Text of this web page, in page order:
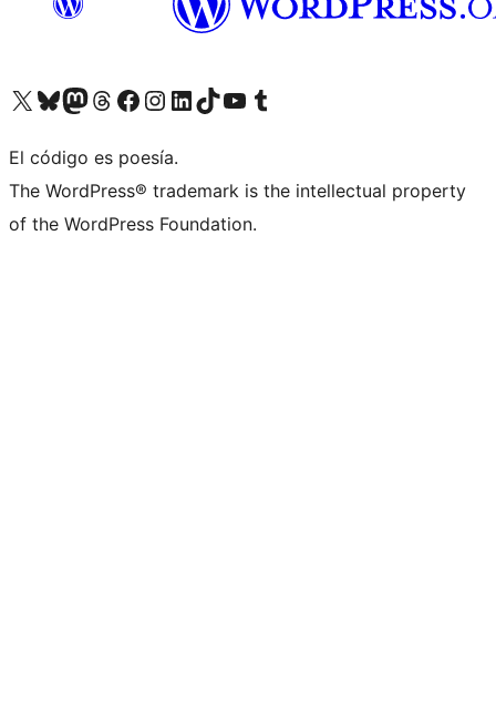
Visita nuestra cuenta de X (anteriormente Twitter)
Visita nuestra cuenta de Bluesky
Visita nuestra cuenta de Mastodon
Visita nuestra cuenta de Threads
Visita nuestra página de Facebook
Visita nuestra cuenta de Instagram
Visita nuestra cuenta de LinkedIn
Visita nuestra cuenta de TikTok
Visita nuestro canal de YouTube
Visita nuestra cuenta de Tumblr
El código es poesía.
The WordPress® trademark is the intellectual property
of the WordPress Foundation.